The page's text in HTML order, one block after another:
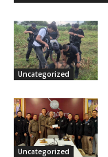
Uncategorized
Uncategorized